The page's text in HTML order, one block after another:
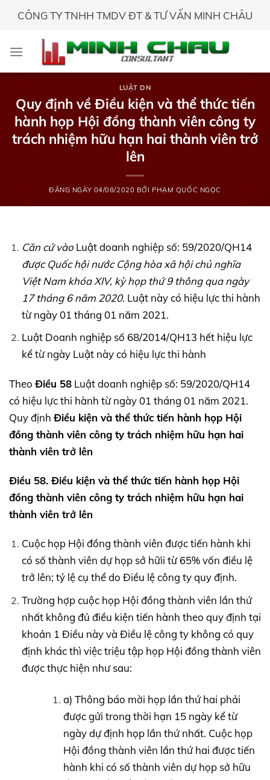
CÔNG TY TNHH TMDV ĐT & TƯ VẤN MINH CHÂU
LUẬT DN
Quy định về Điều kiện và thể thức tiến
hành họp Hội đồng thành viên công ty
trách nhiệm hữu hạn hai thành viên trở
lên
ĐĂNG NGÀY 04/08/2020 BỞI PHẠM QUỐC NGỌC
Căn cứ vào Luật doanh nghiệp số: 59/2020/QH14
được Quốc hội nước Cộng hòa xã hội chủ nghĩa
Việt Nam khóaXIV, kỳ họp thứ 9 thông qua ngày
17 tháng 6 năm 2020.Luật này có hiệu lực thi hành
từ ngày 01 tháng 01 năm 2021.
Luật Doanh nghiệp số 68/2014/QH13 hết hiệu lực
kể từ ngày Luật này có hiệu lực thi hành
Theo Điều 58 Luật doanh nghiệp số: 59/2020/QH14
có hiệu lực thi hành từ ngày 01 tháng 01 năm 2021.
Quy định Điều kiện và thể thức tiến hành họp Hội
đồng thành viên công ty trách nhiệm hữu hạn hai
thành viên trở lên
Điều 58. Điều kiện và thể thức tiến hành họp Hội
đồng thành viên công ty trách nhiệm hữu hạn hai
thành viên trở lên
Cuộc họp Hội đồng thành viên được tiến hành khi
có số thành viên dự họp sở hữii từ 65% vốn điều lệ
trở lên; tỷ lệ cụ thể do Điều lệ công ty quy định.
Trường hợp cuộc họp Hội đồng thành viên lần thứ
nhất không đủ điều kiện tiến hành theo quy định tại
khoản 1 Điều này và Điều lệ công ty không có quy
định khác thì việc triệu tập họp Hội đồng thành viên
được thực hiện như sau:
a) Thông báo mời họp lần thứ hai phải
được gửi trong thời hạn 15 ngày kể từ
ngày dự định họp lần thứ nhất. Cuộc họp
Hội đồng thành viên lần thứ hai được tiến
hành khi có số thành viên dự họp sở hữu